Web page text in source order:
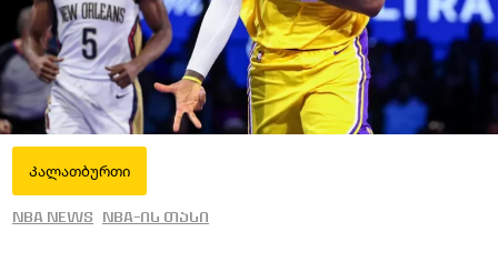
Კალათბურთი
NBA News NBA-ის თასი